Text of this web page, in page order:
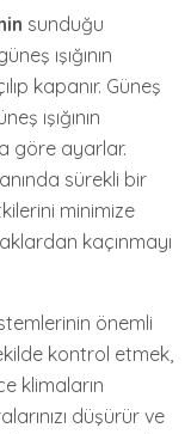
sunduğu
ışığının
kapanır. Güneş
ışığının
göre ayarlar.
sürekli bir
minimize
kaçınmayı
önemli
kontrol etmek,
klimaların
düşürür ve